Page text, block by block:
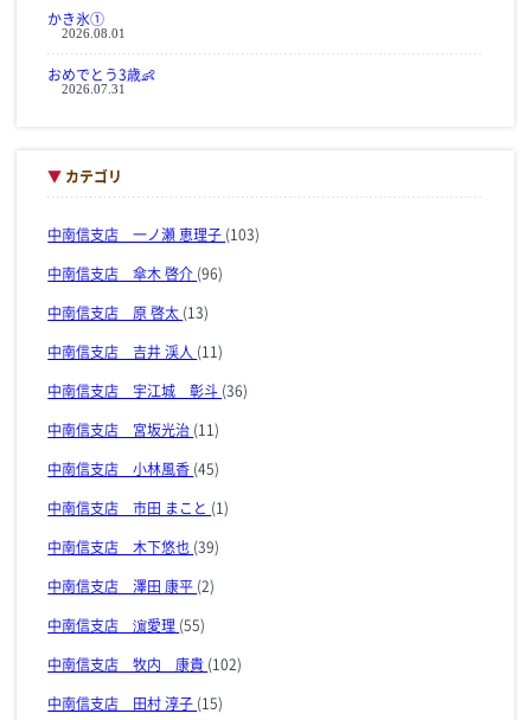
かき氷①
2026.08.01
おめでとう3歳👶
2026.07.31
▼ カテゴリ
中南信支店 一ノ瀬 恵理子 (103)
中南信支店 傘木 啓介 (96)
中南信支店 原 啓太 (13)
中南信支店 吉井 渓人 (11)
中南信支店 宇江城 彰斗 (36)
中南信支店 宮坂光治 (11)
中南信支店 小林風香 (45)
中南信支店 市田 まこと (1)
中南信支店 木下悠也 (39)
中南信支店 澤田 康平 (2)
中南信支店 濵愛理 (55)
中南信支店 牧内 康貴 (102)
中南信支店 田村 淳子 (15)